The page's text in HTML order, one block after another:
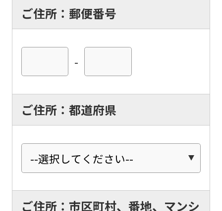
ご住所：郵便番号
-
ご住所：都道府県
ご住所：市区町村、番地、マンシ